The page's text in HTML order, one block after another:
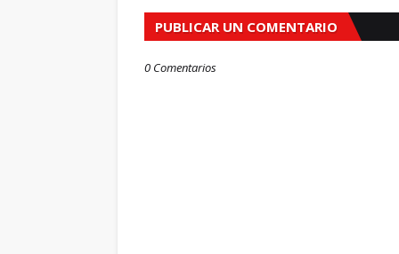
PUBLICAR UN COMENTARIO
0 Comentarios